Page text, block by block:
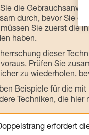
die
durch, bevor Sie
Sie zuerst die
haben.
dieser
voraus. Prüfen Sie
zu wiederholen,
Beispiele für die
Techniken, die hier
erfordert